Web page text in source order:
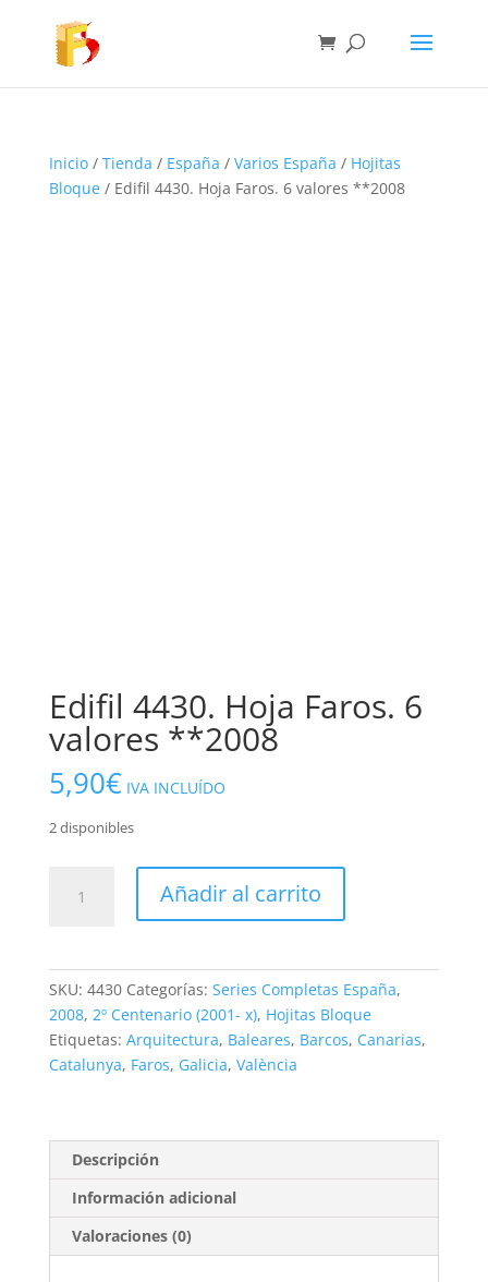
Inicio/ Tienda / España / Varios España / Hojitas
Bloque/ Edifil 4430. Hoja Faros. 6 valores **2008
Edifil 4430. Hoja Faros. 6
valores **2008
5,90€ IVA INCLUÍDO
2 disponibles
4430.
**2008
cantidad
Añadir al carrito
SKU: 4430 Categorías: Series Completas España,
2008, 2º Centenario (2001- x), Hojitas Bloque
Etiquetas: Arquitectura, Baleares, Barcos, Canarias,
Catalunya, Faros, Galicia, València
Descripción
Información adicional
Valoraciones (0)